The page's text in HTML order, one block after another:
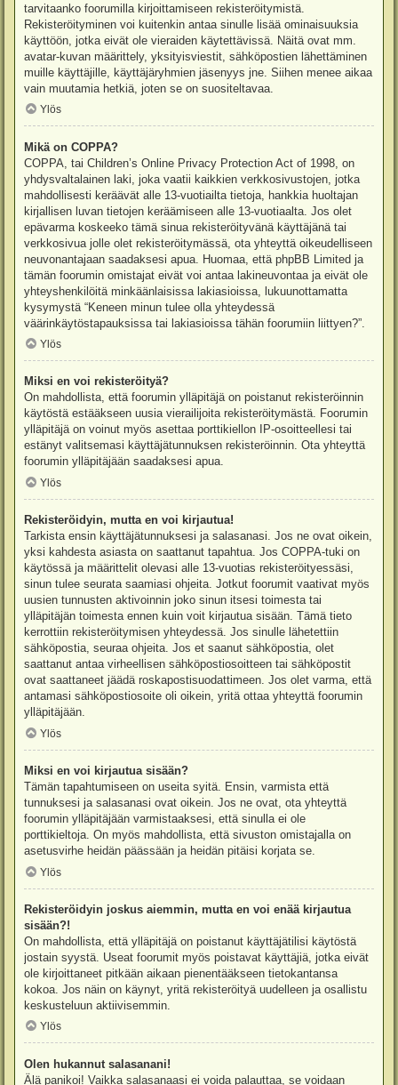
tarvitaanko foorumilla kirjoittamiseen rekisteröitymistä.
Rekisteröityminen voi kuitenkin antaa sinulle lisää ominaisuuksia
käyttöön, jotka eivät ole vieraiden käytettävissä. Näitä ovat mm.
avatar-kuvan määrittely, yksityisviestit, sähköpostien lähettäminen
muille käyttäjille, käyttäjäryhmien jäsenyys jne. Siihen menee aikaa
vain muutamia hetkiä, joten se on suositeltavaa.
Ylös
Mikä on COPPA?
COPPA, tai Children’s Online Privacy Protection Act of 1998, on
yhdysvaltalainen laki, joka vaatii kaikkien verkkosivustojen, jotka
mahdollisesti keräävät alle 13-vuotiailta tietoja, hankkia huoltajan
kirjallisen luvan tietojen keräämiseen alle 13-vuotiaalta. Jos olet
epävarma koskeeko tämä sinua rekisteröityvänä käyttäjänä tai
verkkosivua jolle olet rekisteröitymässä, ota yhteyttä oikeudelliseen
neuvonantajaan saadaksesi apua. Huomaa, että phpBB Limited ja
tämän foorumin omistajat eivät voi antaa lakineuvontaa ja eivät ole
yhteyshenkilöitä minkäänlaisissa lakiasioissa, lukuunottamatta
kysymystä “Keneen minun tulee olla yhteydessä
väärinkäytöstapauksissa tai lakiasioissa tähän foorumiin liittyen?”.
Ylös
Miksi en voi rekisteröityä?
On mahdollista, että foorumin ylläpitäjä on poistanut rekisteröinnin
käytöstä estääkseen uusia vierailijoita rekisteröitymästä. Foorumin
ylläpitäjä on voinut myös asettaa porttikiellon IP-osoitteellesi tai
estänyt valitsemasi käyttäjätunnuksen rekisteröinnin. Ota yhteyttä
foorumin ylläpitäjään saadaksesi apua.
Ylös
Rekisteröidyin, mutta en voi kirjautua!
Tarkista ensin käyttäjätunnuksesi ja salasanasi. Jos ne ovat oikein,
yksi kahdesta asiasta on saattanut tapahtua. Jos COPPA-tuki on
käytössä ja määrittelit olevasi alle 13-vuotias rekisteröityessäsi,
sinun tulee seurata saamiasi ohjeita. Jotkut foorumit vaativat myös
uusien tunnusten aktivoinnin joko sinun itsesi toimesta tai
ylläpitäjän toimesta ennen kuin voit kirjautua sisään. Tämä tieto
kerrottiin rekisteröitymisen yhteydessä. Jos sinulle lähetettiin
sähköpostia, seuraa ohjeita. Jos et saanut sähköpostia, olet
saattanut antaa virheellisen sähköpostiosoitteen tai sähköpostit
ovat saattaneet jäädä roskapostisuodattimeen. Jos olet varma, että
antamasi sähköpostiosoite oli oikein, yritä ottaa yhteyttä foorumin
ylläpitäjään.
Ylös
Miksi en voi kirjautua sisään?
Tämän tapahtumiseen on useita syitä. Ensin, varmista että
tunnuksesi ja salasanasi ovat oikein. Jos ne ovat, ota yhteyttä
foorumin ylläpitäjään varmistaaksesi, että sinulla ei ole
porttikieltoja. On myös mahdollista, että sivuston omistajalla on
asetusvirhe heidän päässään ja heidän pitäisi korjata se.
Ylös
Rekisteröidyin joskus aiemmin, mutta en voi enää kirjautua
sisään?!
On mahdollista, että ylläpitäjä on poistanut käyttäjätilisi käytöstä
jostain syystä. Useat foorumit myös poistavat käyttäjiä, jotka eivät
ole kirjoittaneet pitkään aikaan pienentääkseen tietokantansa
kokoa. Jos näin on käynyt, yritä rekisteröityä uudelleen ja osallistu
keskusteluun aktiivisemmin.
Ylös
Olen hukannut salasanani!
Älä panikoi! Vaikka salasanaasi ei voida palauttaa, se voidaan